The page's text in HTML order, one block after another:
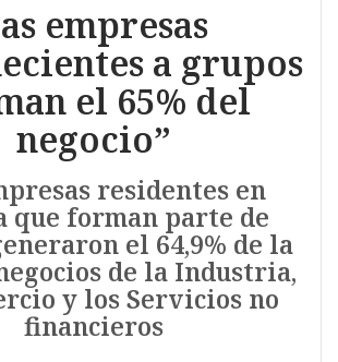
empresas
a grupos
el 65% del
negocio”
residentes en
que forman parte de
el 64,9% de la
de la Industria,
y los Servicios no
financieros